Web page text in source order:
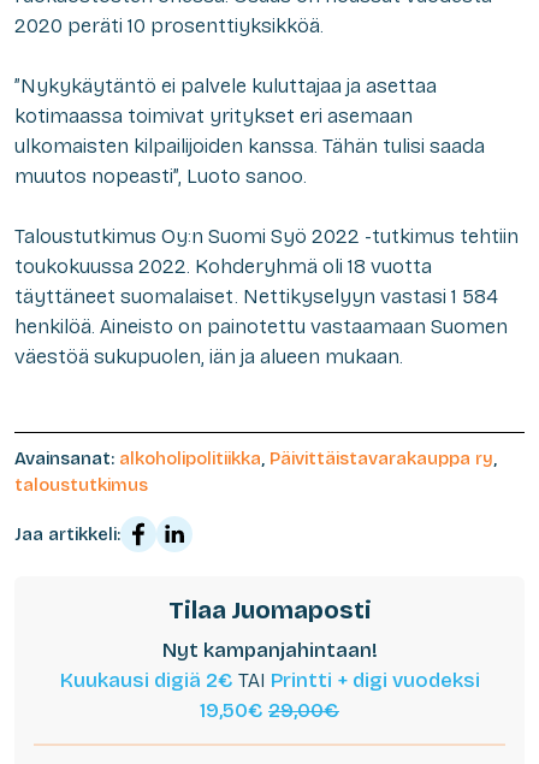
2020 peräti 10 prosenttiyksikköä.
”Nykykäytäntö ei palvele kuluttajaa ja asettaa
kotimaassa toimivat yritykset eri asemaan
ulkomaisten kilpailijoiden kanssa. Tähän tulisi saada
muutos nopeasti”, Luoto sanoo.
Taloustutkimus Oy:n Suomi Syö 2022 -tutkimus tehtiin
toukokuussa 2022. Kohderyhmä oli 18 vuotta
täyttäneet suomalaiset. Nettikyselyyn vastasi 1 584
henkilöä. Aineisto on painotettu vastaamaan Suomen
väestöä sukupuolen, iän ja alueen mukaan.
Avainsanat: alkoholipolitiikka Päivittäistavarakauppa ry
taloustutkimus
Jaa artikkeli:
Tilaa Juomaposti
Nyt kampanjahintaan!
Kuukausi digiä 2€ TAI Printti + digi vuodeksi
19,50€ 29,00€